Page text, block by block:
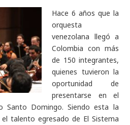
Hace 6 años que la
orquesta
venezolana llegó a
Colombia con más
de 150 integrantes,
quienes tuvieron la
oportunidad de
presentarse en el
Santo Domingo. Siendo esta la
talento egresado de El Sistema